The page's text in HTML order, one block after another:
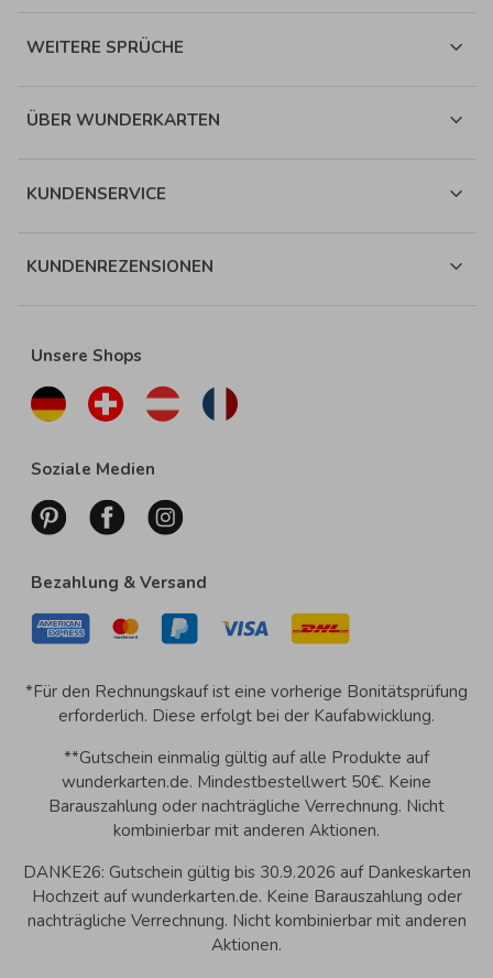
WEITERE SPRÜCHE
ÜBER WUNDERKARTEN
KUNDENSERVICE
KUNDENREZENSIONEN
Unsere Shops
Soziale Medien
Bezahlung & Versand
*Für den Rechnungskauf ist eine vorherige Bonitätsprüfung
erforderlich. Diese erfolgt bei der Kaufabwicklung.
**Gutschein einmalig gültig auf alle Produkte auf
wunderkarten.de. Mindestbestellwert 50€. Keine
Barauszahlung oder nachträgliche Verrechnung. Nicht
kombinierbar mit anderen Aktionen.
DANKE26: Gutschein gültig bis 30.9.2026 auf Dankeskarten
Hochzeit auf wunderkarten.de. Keine Barauszahlung oder
nachträgliche Verrechnung. Nicht kombinierbar mit anderen
Aktionen.